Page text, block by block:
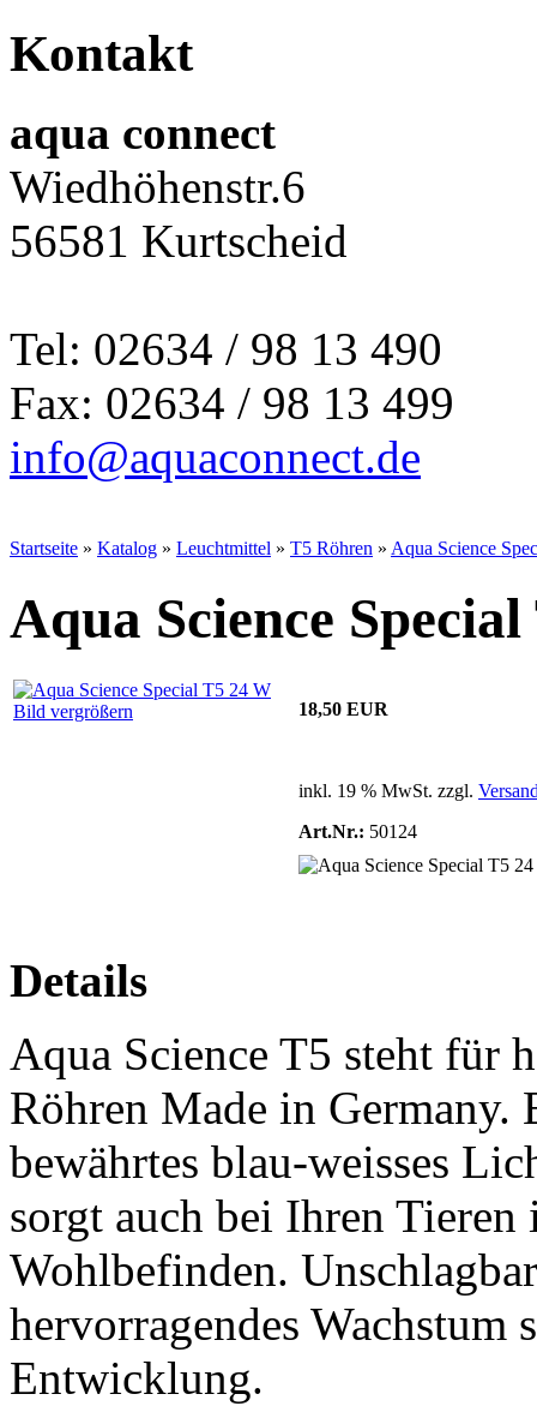
Kontakt
aqua connect
Wiedhöhenstr.6
56581 Kurtscheid
Tel: 02634 / 98 13 490
Fax: 02634 / 98 13 499
info@aquaconnect.de
Startseite » Katalog » Leuchtmittel » T5 Röhren » Aqua Science
Aqua Science
Bild vergrößern 18,50 EUR
inkl. 19 % MwSt. zzgl.
Art.Nr.: 50124
Details
Aqua Science T5 steht für
Röhren Made in Germany.
bewährtes blau-weisses
sorgt auch bei Ihren
Wohlbefinden.
hervorragendes Wachstum
Entwicklung.